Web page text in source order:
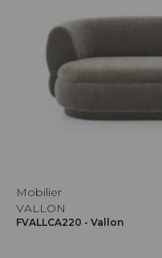
Mobilier
VALLON
FVALLCA220 - Vallon